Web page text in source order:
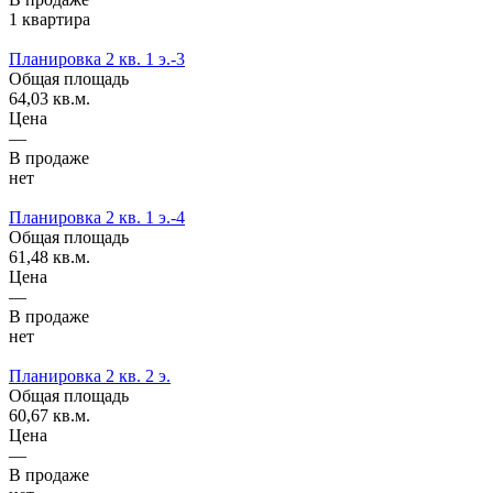
1 квартира
Планировка 2 кв. 1 э.-3
Общая площадь
64,03 кв.м.
Цена
—
В продаже
нет
Планировка 2 кв. 1 э.-4
Общая площадь
61,48 кв.м.
Цена
—
В продаже
нет
Планировка 2 кв. 2 э.
Общая площадь
60,67 кв.м.
Цена
—
В продаже